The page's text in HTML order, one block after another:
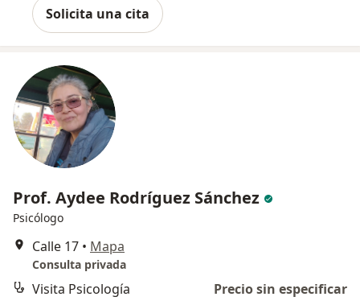
Solicita una cita
Prof. Aydee Rodríguez Sánchez
Psicólogo
Calle 17 • Mapa
Consulta privada
Visita Psicología
Precio sin especificar